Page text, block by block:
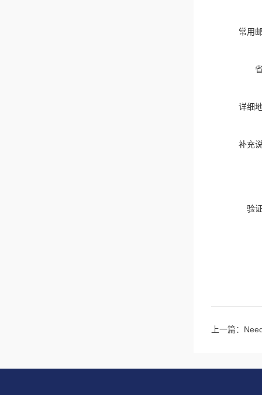
常用
详细
补充
验
上一篇：